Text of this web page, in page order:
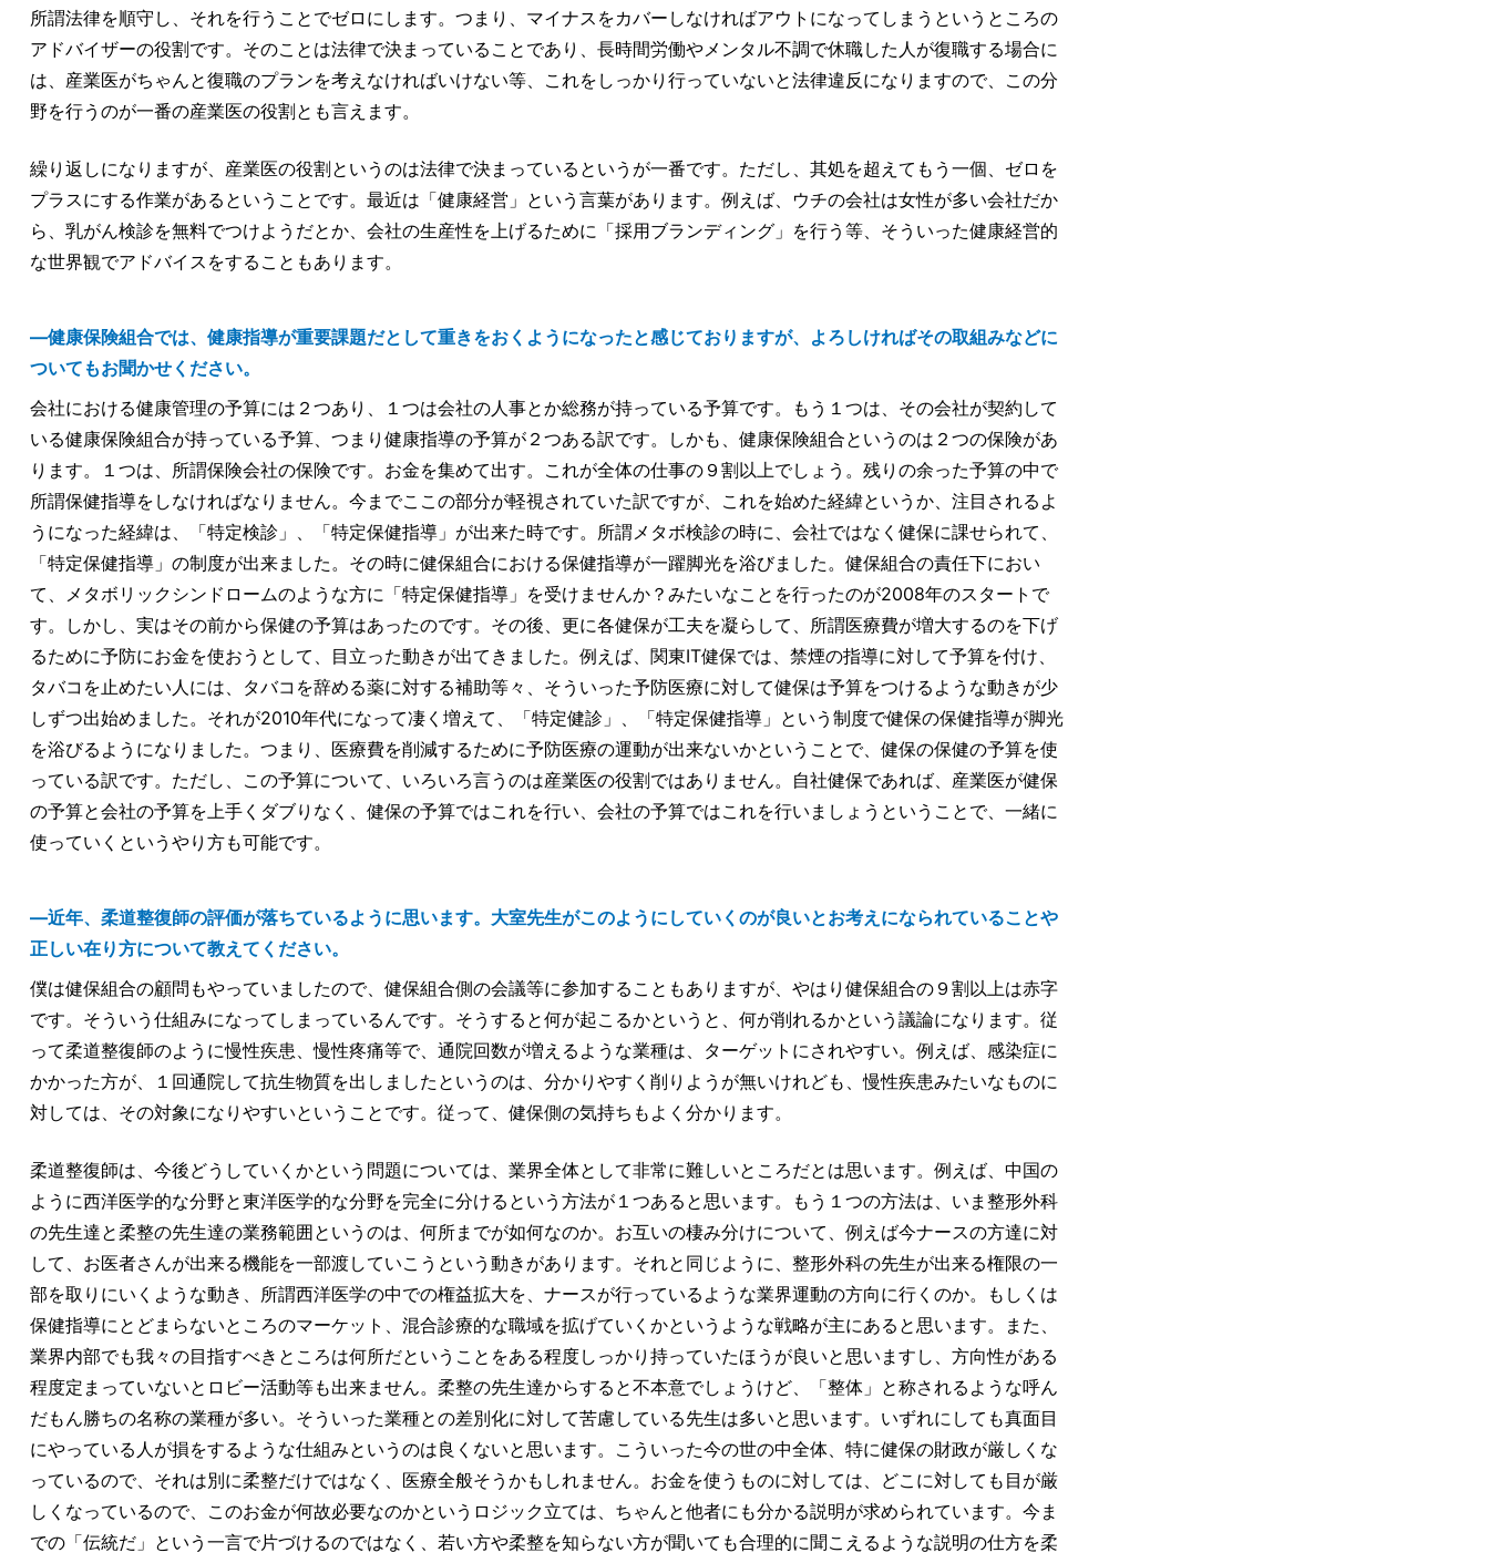
所謂法律を順守し、それを行うことでゼロにします。つまり、マイナスをカバーしなければアウトになってしまうというところの
アドバイザーの役割です。そのことは法律で決まっていることであり、長時間労働やメンタル不調で休職した人が復職する場合に
は、産業医がちゃんと復職のプランを考えなければいけない等、これをしっかり行っていないと法律違反になりますので、この分
野を行うのが一番の産業医の役割とも言えます。
繰り返しになりますが、産業医の役割というのは法律で決まっているというが一番です。ただし、其処を超えてもう一個、ゼロを
プラスにする作業があるということです。最近は「健康経営」という言葉があります。例えば、ウチの会社は女性が多い会社だか
ら、乳がん検診を無料でつけようだとか、会社の生産性を上げるために「採用ブランディング」を行う等、そういった健康経営的
な世界観でアドバイスをすることもあります。
―健康保険組合では、健康指導が重要課題だとして重きをおくようになったと感じておりますが、よろしければその取組みなどに
ついてもお聞かせください。
会社における健康管理の予算には２つあり、１つは会社の人事とか総務が持っている予算です。もう１つは、その会社が契約して
いる健康保険組合が持っている予算、つまり健康指導の予算が２つある訳です。しかも、健康保険組合というのは２つの保険があ
ります。１つは、所謂保険会社の保険です。お金を集めて出す。これが全体の仕事の９割以上でしょう。残りの余った予算の中で
所謂保健指導をしなければなりません。今までここの部分が軽視されていた訳ですが、これを始めた経緯というか、注目されるよ
うになった経緯は、「特定検診」、「特定保健指導」が出来た時です。所謂メタボ検診の時に、会社ではなく健保に課せられて、
「特定保健指導」の制度が出来ました。その時に健保組合における保健指導が一躍脚光を浴びました。健保組合の責任下におい
て、メタボリックシンドロームのような方に「特定保健指導」を受けませんか？みたいなことを行ったのが2008年のスタートで
す。しかし、実はその前から保健の予算はあったのです。その後、更に各健保が工夫を凝らして、所謂医療費が増大するのを下げ
るために予防にお金を使おうとして、目立った動きが出てきました。例えば、関東IT健保では、禁煙の指導に対して予算を付け、
タバコを止めたい人には、タバコを辞める薬に対する補助等々、そういった予防医療に対して健保は予算をつけるような動きが少
しずつ出始めました。それが2010年代になって凄く増えて、「特定健診」、「特定保健指導」という制度で健保の保健指導が脚光
を浴びるようになりました。つまり、医療費を削減するために予防医療の運動が出来ないかということで、健保の保健の予算を使
っている訳です。ただし、この予算について、いろいろ言うのは産業医の役割ではありません。自社健保であれば、産業医が健保
の予算と会社の予算を上手くダブりなく、健保の予算ではこれを行い、会社の予算ではこれを行いましょうということで、一緒に
使っていくというやり方も可能です。
―近年、柔道整復師の評価が落ちているように思います。大室先生がこのようにしていくのが良いとお考えになられていることや
正しい在り方について教えてください。
僕は健保組合の顧問もやっていましたので、健保組合側の会議等に参加することもありますが、やはり健保組合の９割以上は赤字
です。そういう仕組みになってしまっているんです。そうすると何が起こるかというと、何が削れるかという議論になります。従
って柔道整復師のように慢性疾患、慢性疼痛等で、通院回数が増えるような業種は、ターゲットにされやすい。例えば、感染症に
かかった方が、１回通院して抗生物質を出しましたというのは、分かりやすく削りようが無いけれども、慢性疾患みたいなものに
対しては、その対象になりやすいということです。従って、健保側の気持ちもよく分かります。
柔道整復師は、今後どうしていくかという問題については、業界全体として非常に難しいところだとは思います。例えば、中国の
ように西洋医学的な分野と東洋医学的な分野を完全に分けるという方法が１つあると思います。もう１つの方法は、いま整形外科
の先生達と柔整の先生達の業務範囲というのは、何所までが如何なのか。お互いの棲み分けについて、例えば今ナースの方達に対
して、お医者さんが出来る機能を一部渡していこうという動きがあります。それと同じように、整形外科の先生が出来る権限の一
部を取りにいくような動き、所謂西洋医学の中での権益拡大を、ナースが行っているような業界運動の方向に行くのか。もしくは
保健指導にとどまらないところのマーケット、混合診療的な職域を拡げていくかというような戦略が主にあると思います。また、
業界内部でも我々の目指すべきところは何所だということをある程度しっかり持っていたほうが良いと思いますし、方向性がある
程度定まっていないとロビー活動等も出来ません。柔整の先生達からすると不本意でしょうけど、「整体」と称されるような呼ん
だもん勝ちの名称の業種が多い。そういった業種との差別化に対して苦慮している先生は多いと思います。いずれにしても真面目
にやっている人が損をするような仕組みというのは良くないと思います。こういった今の世の中全体、特に健保の財政が厳しくな
っているので、それは別に柔整だけではなく、医療全般そうかもしれません。お金を使うものに対しては、どこに対しても目が厳
しくなっているので、このお金が何故必要なのかというロジック立ては、ちゃんと他者にも分かる説明が求められています。今ま
での「伝統だ」という一言で片づけるのではなく、若い方や柔整を知らない方が聞いても合理的に聞こえるような説明の仕方を柔